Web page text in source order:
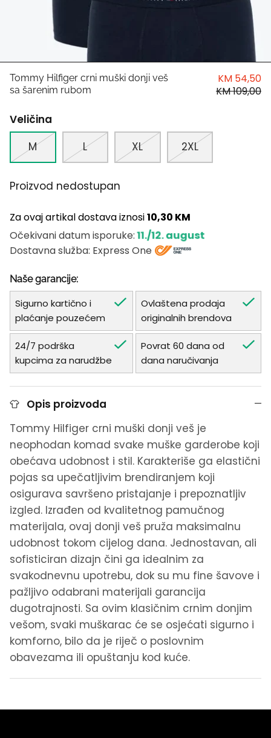
Antony Morato
LIU JO
Harvard
Tommy Hilfiger crni muški donji veš
sa šarenim rubom
KM 54,50
KM 109,00
Veličina
M
L XL 2XL
Proizvod nedostupan
Za ovaj artikal dostava iznosi10,30 KM
Očekivani datum isporuke: 11./12. august
Dostavna služba: Express One
Naše garancije:
Sigurno kartično i
plaćanje pouzećem
Ovlaštena prodaja
originalnih brendova
24/7 podrška
kupcima za narudžbe
Povrat 60 dana od
dana naručivanja
Opis proizvoda
Tommy Hilfiger crni muški donji veš je
neophodan komad svake muške garderobe koji
obećava udobnost i stil. Karakteriše ga elastični
pojas sa upečatljivim brendiranjem koji
osigurava savršeno pristajanje i prepoznatljiv
izgled. Izrađen od kvalitetnog pamučnog
materijala, ovaj donji veš pruža maksimalnu
udobnost tokom cijelog dana. Jednostavan, ali
sofisticiran dizajn čini ga idealnim za
svakodnevnu upotrebu, dok su mu fine šavove i
pažljivo odabrani materijali garancija
dugotrajnosti. Sa ovim klasičnim crnim donjim
vešom, svaki muškarac će se osjećati sigurno i
komforno, bilo da je riječ o poslovnim
obavezama ili opuštanju kod kuće.